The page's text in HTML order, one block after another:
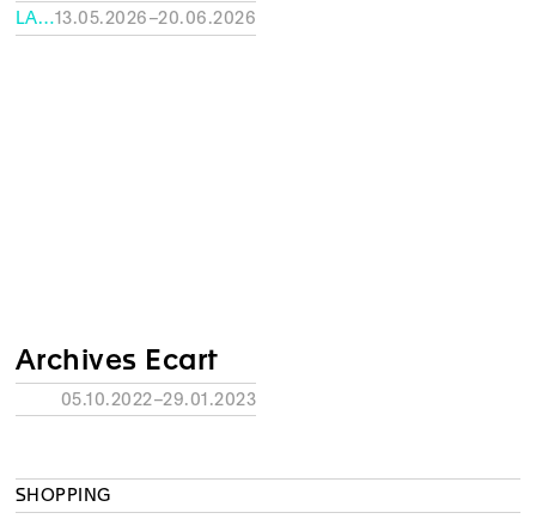
LA FABRIQUE – HEAD13.05.2026–20.06.2026
Archives Ecart
05.10.2022–29.01.2023
SHOPPING